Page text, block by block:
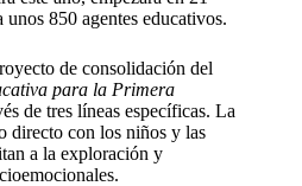
unos 850 agentes educativos.
de consolidación del
para la Primera
de tres líneas específicas. La
directo con los niños y las
a la exploración y